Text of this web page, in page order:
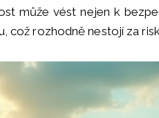
může vést nejen k
což rozhodně nestojí za